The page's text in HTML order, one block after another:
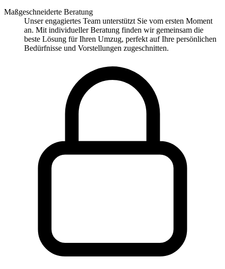
Maßgeschneiderte Beratung
Unser engagiertes Team unterstützt Sie vom ersten Moment
an. Mit individueller Beratung finden wir gemeinsam die
beste Lösung für Ihren Umzug, perfekt auf Ihre persönlichen
Bedürfnisse und Vorstellungen zugeschnitten.